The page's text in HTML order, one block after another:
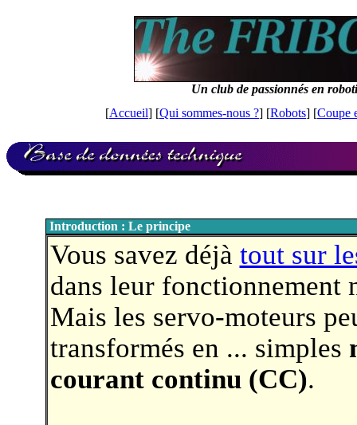
Un club de passionnés en
[Accueil] [Qui sommes-nous ?] [Robots] [Coupe
Introduction : Le principe
Vous savez déjà tout sur
dans leur fonctionnement
Mais les servo-moteurs
transformés en ... simples
courant continu (CC).